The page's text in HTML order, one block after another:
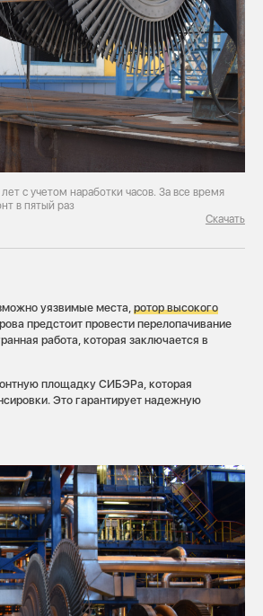
с учетом наработки часов. За все время
в пятый раз
Скачать
уязвимые места,ротор высокого
предстоит провести перелопачивание
работа, которая заключается в
площадку СИБЭРа, которая
Это гарантирует надежную